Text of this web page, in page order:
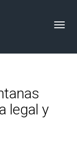
legal y